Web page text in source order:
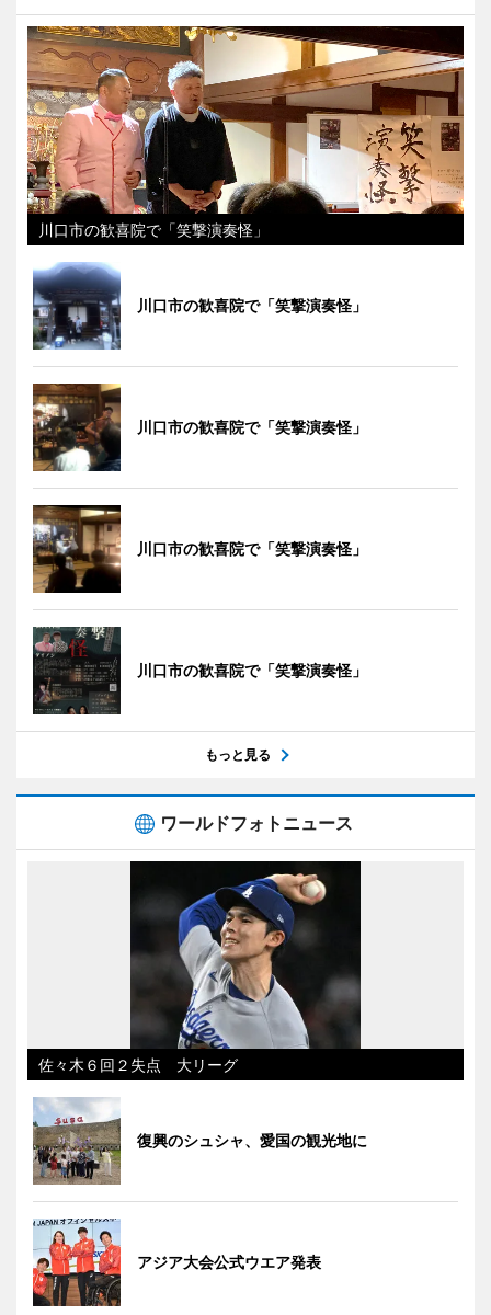
川口市の歓喜院で「笑撃演奏怪」
川口市の歓喜院で「笑撃演奏怪」
川口市の歓喜院で「笑撃演奏怪」
川口市の歓喜院で「笑撃演奏怪」
川口市の歓喜院で「笑撃演奏怪」
もっと見る
ワールドフォトニュース
佐々木６回２失点 大リーグ
復興のシュシャ、愛国の観光地に
アジア大会公式ウエア発表